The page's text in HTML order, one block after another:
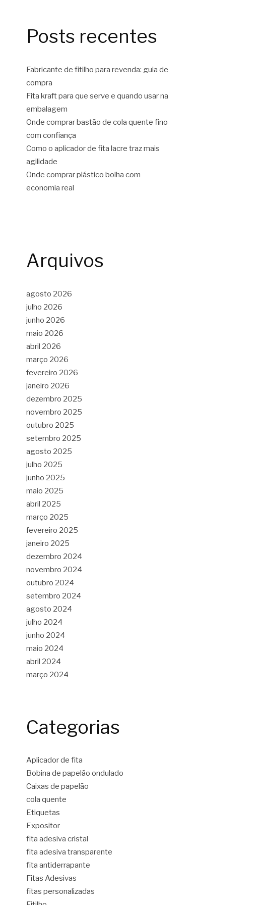
Posts recentes
Fabricante de fitilho para revenda: guia de
compra
Fita kraft para que serve e quando usar na
embalagem
Onde comprar bastão de cola quente fino
com confiança
Como o aplicador de fita lacre traz mais
agilidade
Onde comprar plástico bolha com
economia real
Arquivos
agosto 2026
julho 2026
junho 2026
maio 2026
abril 2026
março 2026
fevereiro 2026
janeiro 2026
dezembro 2025
novembro 2025
outubro 2025
setembro 2025
agosto 2025
julho 2025
junho 2025
maio 2025
abril 2025
março 2025
fevereiro 2025
janeiro 2025
dezembro 2024
novembro 2024
outubro 2024
setembro 2024
agosto 2024
julho 2024
junho 2024
maio 2024
abril 2024
março 2024
Categorias
Aplicador de fita
Bobina de papelão ondulado
Caixas de papelão
cola quente
Etiquetas
Expositor
fita adesiva cristal
fita adesiva transparente
fita antiderrapante
Fitas Adesivas
fitas personalizadas